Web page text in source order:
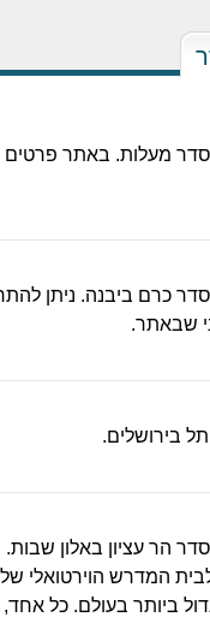
מעלות. באתר פרטים
כרם ביבנה. ניתן
שבאתר.
בירושלים.
הר עציון באלון
לבית המדרש הוירטואלי
ביותר בעולם. כל אחד,